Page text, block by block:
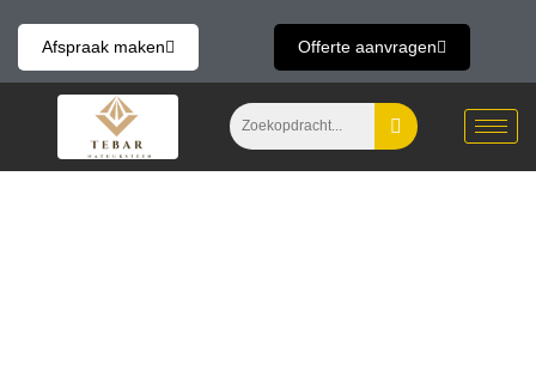
content
Afspraak maken Offerte aanvragen